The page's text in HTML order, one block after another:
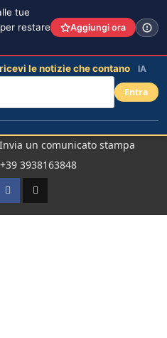
Invia un comunicato stampa
3938163848
Facebook
TikTok
tue
restare
Aggiungi ora
le notizie che contano IA
Entra